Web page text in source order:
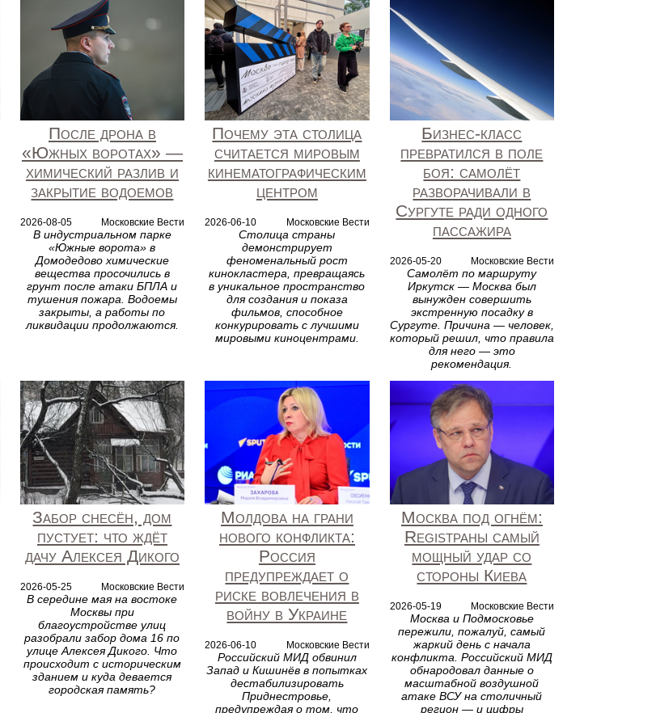
После дрона в
«Южных воротах» —
химический разлив и
закрытие водоемов
2026-08-05 Московские Вести
В индустриальном парке
«Южные ворота» в
Домодедово химические
вещества просочились в
грунт после атаки БПЛА и
тушения пожара. Водоемы
закрыты, а работы по
ликвидации продолжаются.
Почему эта столица
считается мировым
кинематографическим
центром
2026-06-10 Московские Вести
Столица страны
демонстрирует
феноменальный рост
кинокластера, превращаясь
в уникальное пространство
для создания и показа
фильмов, способное
конкурировать с лучшими
мировыми киноцентрами.
Бизнес-класс
превратился в поле
боя: самолёт
разворачивали в
Сургуте ради одного
пассажира
2026-05-20 Московские Вести
Самолёт по маршруту
Иркутск — Москва был
вынужден совершить
экстренную посадку в
Сургуте. Причина — человек,
который решил, что правила
для него — это
рекомендация.
Забор снесён, дом
пустует: что ждёт
дачу Алексея Дикого
2026-05-25 Московские Вести
В середине мая на востоке
Москвы при
благоустройстве улиц
разобрали забор дома 16 по
улице Алексея Дикого. Что
происходит с историческим
зданием и куда девается
городская память?
Молдова на грани
нового конфликта:
Россия
предупреждает о
риске вовлечения в
войну в Украине
2026-06-10 Московские Вести
Российский МИД обвинил
Запад и Кишинёв в попытках
дестабилизировать
Приднестровье,
предупреждая о том, что
Москва под огнём:
Registраны самый
мощный удар со
стороны Киева
2026-05-19 Московские Вести
Москва и Подмосковье
пережили, пожалуй, самый
жаркий день с начала
конфликта. Российский МИД
обнародовал данные о
масштабной воздушной
атаке ВСУ на столичный
регион — и цифры